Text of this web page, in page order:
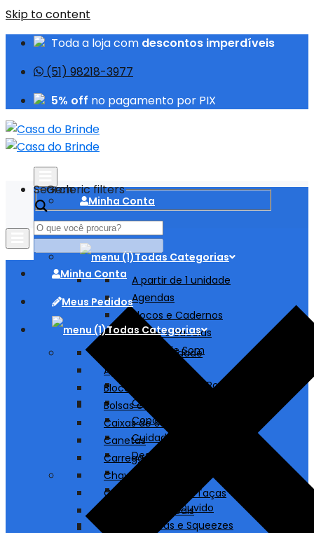
Skip to content
Toda a loja com descontos imperdíveis
(51) 98218-3977
5% off no pagamento por PIX
Minha Conta
Meus Pedidos
Todas Categorias
A partir de 1 unidade
Agendas
Blocos e Cadernos
Bolsas e Sacolas
Caixas de Som
Carregadores/ Power Bank
Chaveiros
Copos, Canecas e Taças
Cuidados Pessoais
Destaques
Diversos
Fones de Ouvido
Garrafas e Squeezes
Search
Generic filters
Minha Conta
Meus Pedidos
Todas Categorias
A partir de 1 unidade
Agendas
Blocos e Cadernos
Bolsas e Sacolas
Caixas de Som
Canetas
Carregadores/ Power Bank
Chaveiros
Copos, Canecas e Taças
Cuidados Pessoais